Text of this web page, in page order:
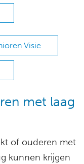
Visie
met laag
of ouderen met
kunnen krijgen